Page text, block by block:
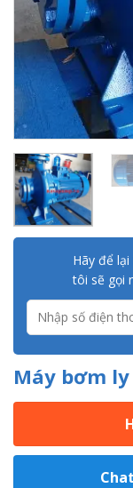
Hãy để lại
tôi sẽ gọi
Máy bơm ly